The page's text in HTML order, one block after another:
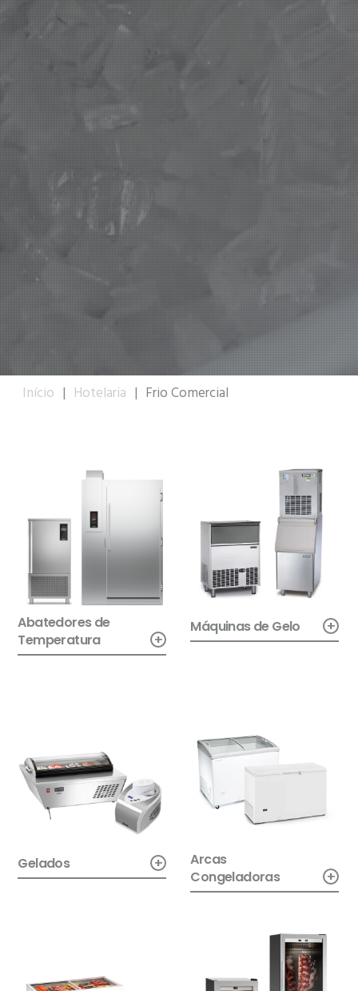
Início | Hotelaria | Frio Comercial
Abatedores de
Temperatura
+
Máquinas de Gelo +
Gelados +
Arcas
Congeladoras
+